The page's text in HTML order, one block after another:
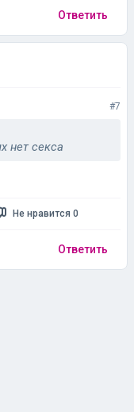
Ответить
#7
нет секса
Не нравится 0
Ответить